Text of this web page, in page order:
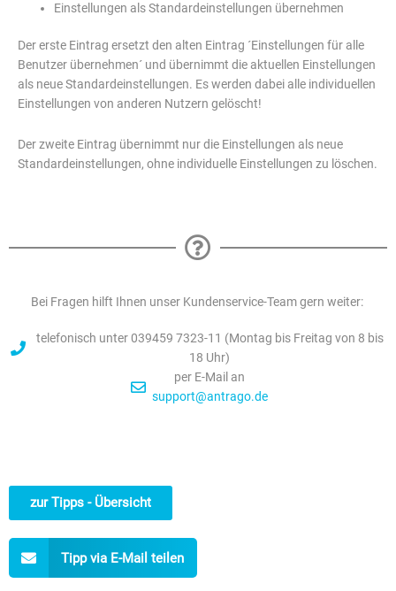
Einstellungen als Standardeinstellungen übernehmen
Der erste Eintrag ersetzt den alten Eintrag ´Einstellungen für alle
Benutzer übernehmen´ und übernimmt die aktuellen Einstellungen
als neue Standardeinstellungen. Es werden dabei alle individuellen
Einstellungen von anderen Nutzern gelöscht!
Der zweite Eintrag übernimmt nur die Einstellungen als neue
Standardeinstellungen, ohne individuelle Einstellungen zu löschen.
Bei Fragen hilft Ihnen unser Kundenservice-Team gern weiter:
telefonisch unter 039459 7323-11 (Montag bis Freitag von 8 bis
18 Uhr)
per E-Mail an
support@antrago.de
zur Tipps - Übersicht
Tipp via E-Mail teilen